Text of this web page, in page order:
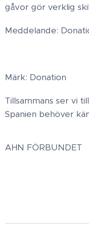
gåvor gör verklig
Meddelande:
Märk: Donation
Tillsammans ser vi
Spanien behöver
AHN FÖRBUNDET